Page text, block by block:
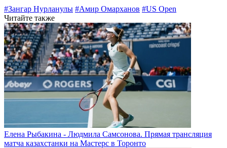
#Зангар Нурланулы #Амир Омарханов #US Open
Читайте также
Елена Рыбакина - Людмила Самсонова. Прямая трансляция
матча казахстанки на Мастерс в Торонто